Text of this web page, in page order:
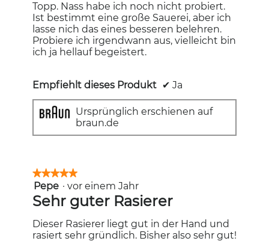
Topp. Nass habe ich noch nicht probiert.
Ist bestimmt eine große Sauerei, aber ich
lasse nich das eines besseren belehren.
Probiere ich irgendwann aus, vielleicht bin
ich ja hellauf begeistert.
Empfiehlt dieses Produkt ✔ Ja
Ursprünglich erschienen auf
braun.de
★★★★★
★★★★★
5
von
5
Sternen.
Pepe · vor einem Jahr
Sehr guter Rasierer
Dieser Rasierer liegt gut in der Hand und
rasiert sehr gründlich. Bisher also sehr gut!